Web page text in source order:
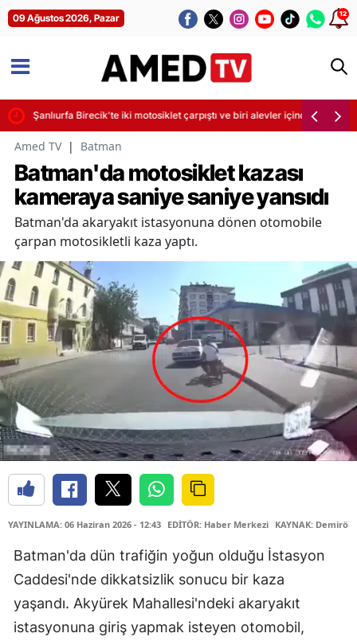
09 Ağustos 2026, Pazar 12
Şanlıurfa Birecik'te iki motosiklet çarpıştı ve biri alevler içinde kaldı
Amed TV | Batman
Batman'da motosiklet kazası
kameraya saniye saniye yansıdı
Batman'da akaryakıt istasyonuna dönen otomobile
çarpan motosikletli kaza yaptı.
YAYINLAMA: 06 Haziran 2026 - 12:43 EDİTÖR: Haber Merkezi KAYNAK:
Batman'da dün trafiğin yoğun olduğu İstasyon
Caddesi'nde dikkatsizlik sonucu bir kaza
yaşandı. Akyürek Mahallesi'ndeki akaryakıt
istasyonuna giriş yapmak isteyen otomobil,